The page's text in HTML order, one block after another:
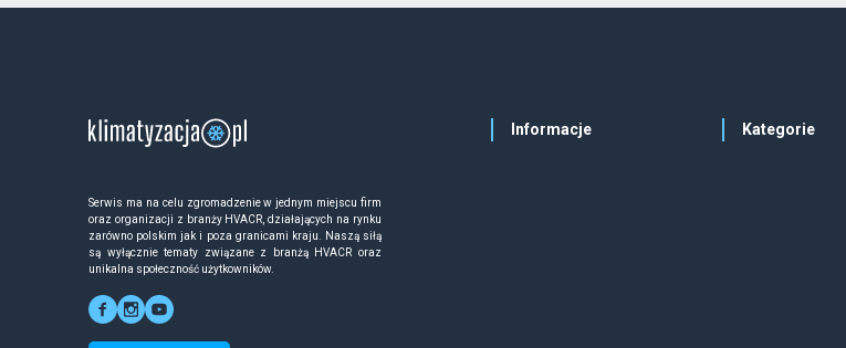
Serwis ma na celu zgromadzenie w jednym miejscu firm
oraz organizacji z branży HVACR, działających na rynku
zarówno polskim jak i poza granicami kraju. Naszą siłą
są wyłącznie tematy związane z branżą HVACR oraz
unikalna społeczność użytkowników.
Informacje Kategorie